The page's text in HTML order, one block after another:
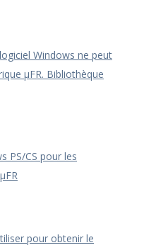
Windows ne peut
μFR. Bibliothèque
PS/CS pour les
pour obtenir le